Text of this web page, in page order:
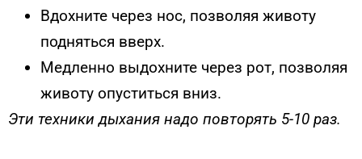
Вдохните через нос, позволяя животу
подняться вверх.
Медленно выдохните через рот, позволяя
животу опуститься вниз.
Эти техники дыхания надо повторять 5-10 раз.